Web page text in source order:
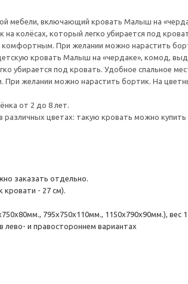
мебели, включающий кровать Малыш на
колёсах, который легко убирается под
комфортным. При желании можно нарастить
кровать Малыш на «чердаке», комод,
убирается под кровать. Удобное спальное
желании можно нарастить бортик. На
от 2 до 8 лет.
цветах: такую кровать можно купить
заказать отдельно.
кровати - 27 см).
795х750х110мм., 1150х790х90мм.), вес
и правостороннем вариантах